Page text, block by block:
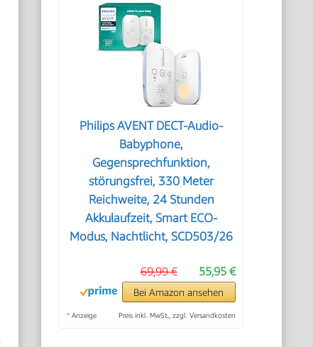
Philips AVENT DECT-Audio-
Babyphone,
Gegensprechfunktion,
störungsfrei, 330 Meter
Reichweite, 24 Stunden
Akkulaufzeit, Smart ECO-
Modus, Nachtlicht, SCD503/26
55,95 €
69,99 €
Bei Amazon ansehen
* Anzeige Preis inkl. MwSt., zzgl. Versandkosten